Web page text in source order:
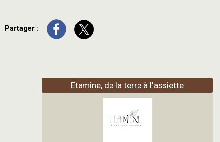
Partager :
Etamine, de la terre à l'assiette